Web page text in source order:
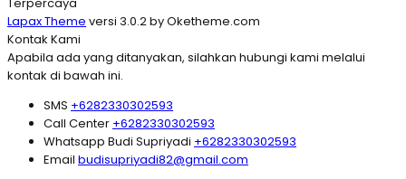
Lapax Theme versi 3.0.2 by Oketheme.com
Kontak Kami
Apabila ada yang ditanyakan, silahkan hubungi kami melalui
kontak di bawah ini.
SMS +6282330302593
Call Center +6282330302593
Whatsapp Budi Supriyadi +6282330302593
Email budisupriyadi82@gmail.com